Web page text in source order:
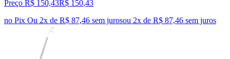
Preço R$ 150,43R$ 150,43
no Pix Ou 2x de R$ 87,46 sem jurosou 2x de R$ 87,46 sem juros